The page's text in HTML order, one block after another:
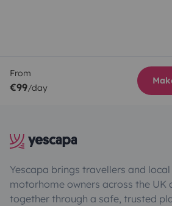
From
€99/day
Yescapa brings travellers and
motorhome owners across the UK
together through a safe, trusted